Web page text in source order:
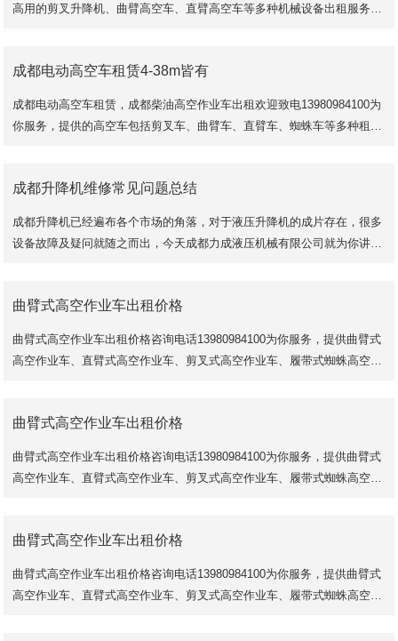
高用的剪叉升降机、曲臂高空车、直臂高空车等多种机械设备出租服务，
成都电动高空车租赁4-38m皆有
成都电动高空车租赁，成都柴油高空作业车出租欢迎致电13980984100为
你服务，提供的高空车包括剪叉车、曲臂车、直臂车、蜘蛛车等多种租赁
成都升降机维修常见问题总结
成都升降机已经遍布各个市场的角落，对于液压升降机的成片存在，很多
设备故障及疑问就随之而出，今天成都力成液压机械有限公司就为你讲解
曲臂式高空作业车出租价格
曲臂式高空作业车出租价格咨询电话13980984100为你服务，提供曲臂式
高空作业车、直臂式高空作业车、剪叉式高空作业车、履带式蜘蛛高空作
曲臂式高空作业车出租价格
曲臂式高空作业车出租价格咨询电话13980984100为你服务，提供曲臂式
高空作业车、直臂式高空作业车、剪叉式高空作业车、履带式蜘蛛高空作
曲臂式高空作业车出租价格
曲臂式高空作业车出租价格咨询电话13980984100为你服务，提供曲臂式
高空作业车、直臂式高空作业车、剪叉式高空作业车、履带式蜘蛛高空作